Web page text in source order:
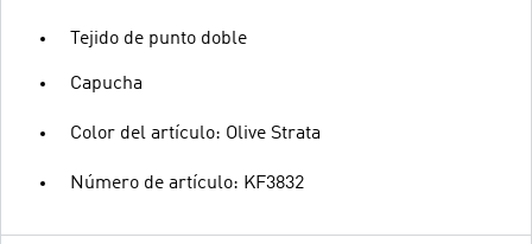
Tejido de punto doble
Capucha
Color del artículo: Olive Strata
Número de artículo: KF3832